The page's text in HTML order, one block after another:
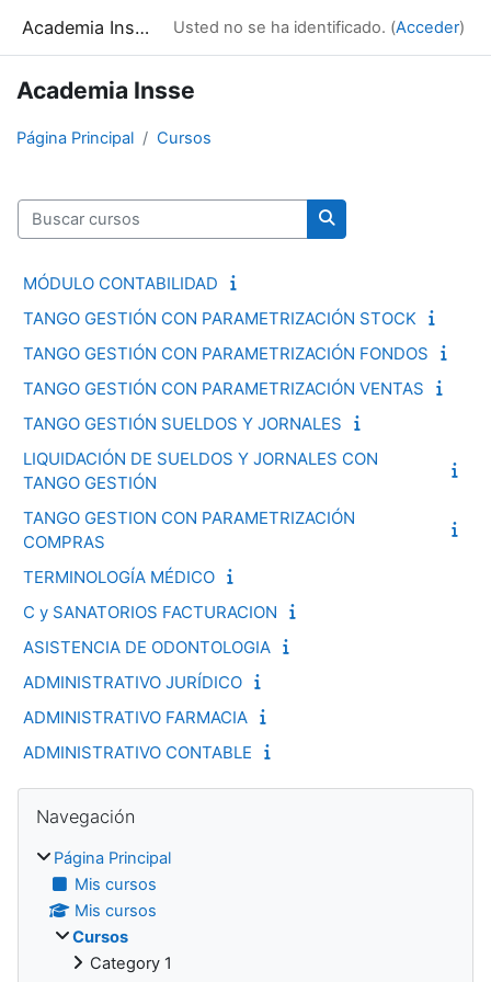
Academia Insse Usted no se ha identificado. (Acceder)
Academia Insse
Página Principal Cursos
Buscar cursos
Buscar cursos
MÓDULO CONTABILIDAD
TANGO GESTIÓN CON PARAMETRIZACIÓN STOCK
TANGO GESTIÓN CON PARAMETRIZACIÓN FONDOS
TANGO GESTIÓN CON PARAMETRIZACIÓN VENTAS
TANGO GESTIÓN SUELDOS Y JORNALES
LIQUIDACIÓN DE SUELDOS Y JORNALES CON
TANGO GESTIÓN
TANGO GESTION CON PARAMETRIZACIÓN
COMPRAS
TERMINOLOGÍA MÉDICO
C y SANATORIOS FACTURACION
ASISTENCIA DE ODONTOLOGIA
ADMINISTRATIVO JURÍDICO
ADMINISTRATIVO FARMACIA
ADMINISTRATIVO CONTABLE
Bloques
Navegación
Página Principal
Mis cursos
Mis cursos
Cursos
Category 1